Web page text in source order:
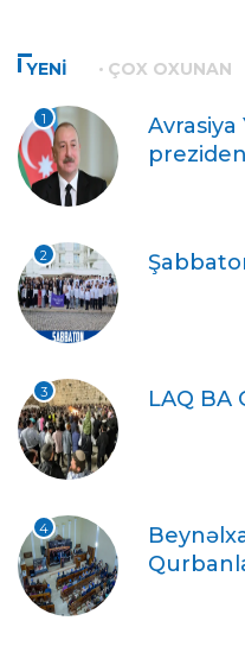
YENİ ÇOX OXUNAN
1
2
3 LAQ BA
4